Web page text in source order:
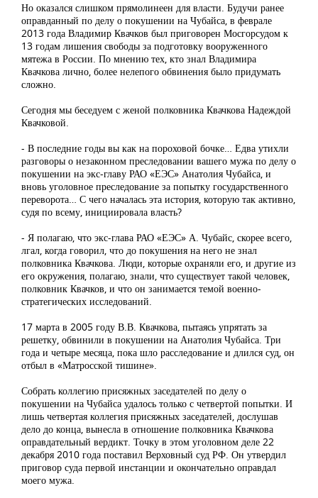
Но оказался слишком прямолинеен для власти. Будучи ранее
оправданный по делу о покушении на Чубайса, в феврале
2013 года Владимир Квачков был приговорен Мосгорсудом к
13 годам лишения свободы за подготовку вооруженного
мятежа в России. По мнению тех, кто знал Владимира
Квачкова лично, более нелепого обвинения было придумать
сложно.
Сегодня мы беседуем с женой полковника Квачкова Надеждой
Квачковой.
- В последние годы вы как на пороховой бочке… Едва утихли
разговоры о незаконном преследовании вашего мужа по делу о
покушении на экс-главу РАО «ЕЭС» Анатолия Чубайса, и
вновь уголовное преследование за попытку государственного
переворота… С чего началась эта история, которую так активно,
судя по всему, инициировала власть?
- Я полагаю, что экс-глава РАО «ЕЭС» А. Чубайс, скорее всего,
лгал, когда говорил, что до покушения на него не знал
полковника Квачкова. Люди, которые охраняли его, и другие из
его окружения, полагаю, знали, что существует такой человек,
полковник Квачков, и что он занимается темой военно-
стратегических исследований.
17 марта в 2005 году В.В. Квачкова, пытаясь упрятать за
решетку, обвинили в покушении на Анатолия Чубайса. Три
года и четыре месяца, пока шло расследование и длился суд, он
отбыл в «Матросской тишине».
Собрать коллегию присяжных заседателей по делу о
покушении на Чубайса удалось только с четвертой попытки. И
лишь четвертая коллегия присяжных заседателей, дослушав
дело до конца, вынесла в отношение полковника Квачкова
оправдательный вердикт. Точку в этом уголовном деле 22
декабря 2010 года поставил Верховный суд РФ. Он утвердил
приговор суда первой инстанции и окончательно оправдал
моего мужа.